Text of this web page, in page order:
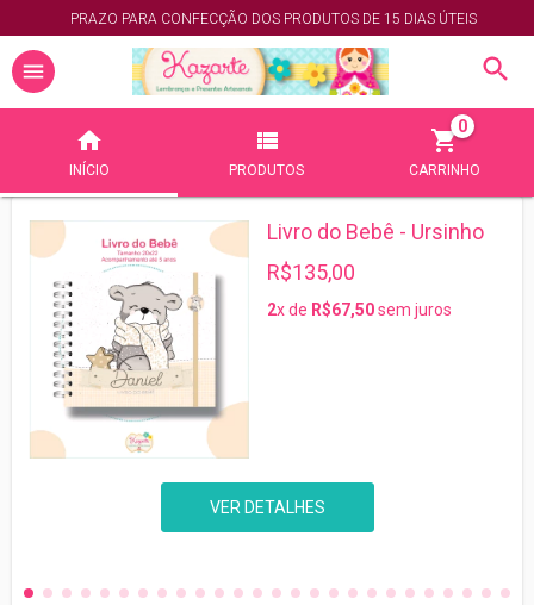
PRAZO PARA CONFECÇÃO DOS PRODUTOS DE 15 DIAS ÚTEIS
INÍCIO PRODUTOS CARRINHO
0
Livro do Bebê - Ursinho
R$135,00
2x de R$67,50sem juros
VER DETALHES